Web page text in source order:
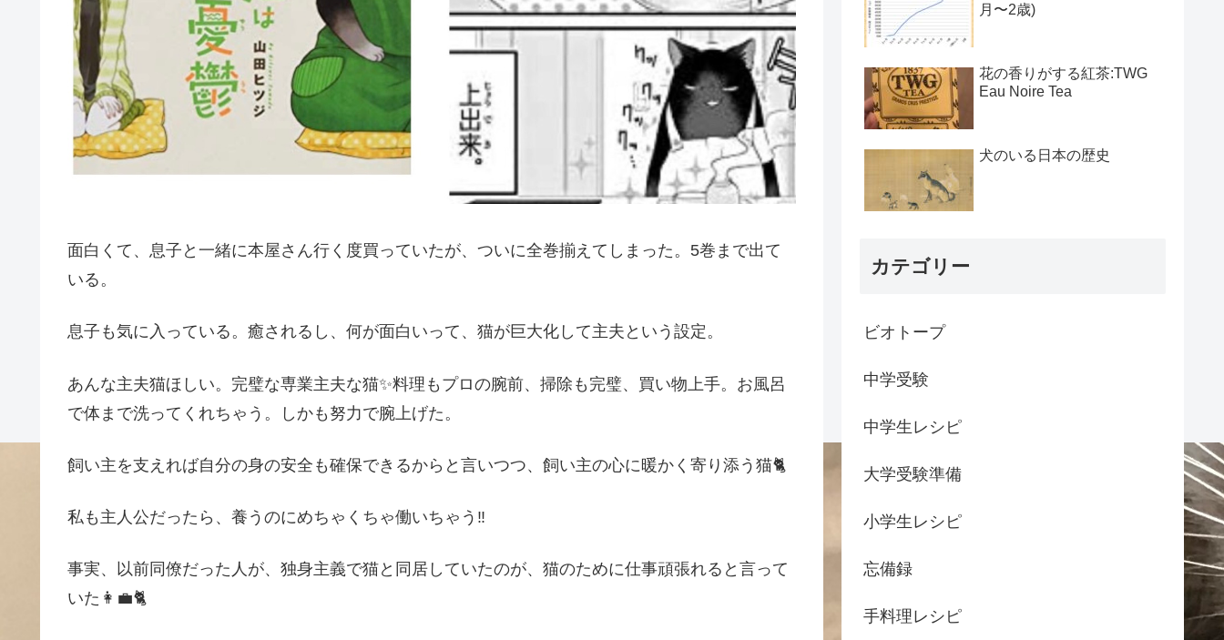
面白くて、息子と一緒に本屋さん行く度買っていたが、ついに全巻揃えてしまった。5巻まで出て
いる。
息子も気に入っている。癒されるし、何が面白いって、猫が巨大化して主夫という設定。
あんな主夫猫ほしい。完璧な専業主夫な猫✨料理もプロの腕前、掃除も完璧、買い物上手。お風呂
で体まで洗ってくれちゃう。しかも努力で腕上げた。
飼い主を支えれば自分の身の安全も確保できるからと言いつつ、飼い主の心に暖かく寄り添う猫🐈
私も主人公だったら、養うのにめちゃくちゃ働いちゃう‼️
事実、以前同僚だった人が、独身主義で猫と同居していたのが、猫のために仕事頑張れると言って
いた👩‍💼🐈
月〜2歳)
花の香りがする紅茶:TWG
Eau Noire Tea
犬のいる日本の歴史
カテゴリー
ビオトープ
中学受験
中学生レシピ
大学受験準備
小学生レシピ
忘備録
手料理レシピ